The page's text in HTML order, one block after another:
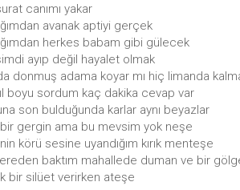
canımı yakar
avanak aptiyi gerçek
herkes babam gibi gülecek
ayıp değil hayalet olmak
donmuş adama koyar mı hiç limanda
boyu sordum kaç dakika cevap var
son bulduğunda karlar aynı beyazlar
gergin ama bu mevsim yok neşe
körü sesine uyandığım kırık menteşe
baktım mahallede duman ve bir
bir silüet verirken ateşe